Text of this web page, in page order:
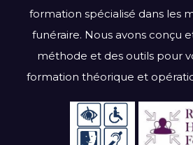
formation spécialisé dans les
funéraire. Nous avons conçu
méthode et des outils pour
formation théorique et